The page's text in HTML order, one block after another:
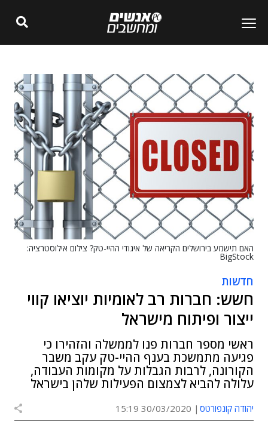
האם תישמע בירושלים הקריאה של איגודי ההיי-טק? צילום אילוסטרציה:
BigStock
חדשות
חשש: חברות רב לאומיות יוציאו קווי
ייצור ופיתוח מישראל
ראשי מספר חברות פנו לממשלה והזהירו כי
פגיעה מתמשכת בענף ההיי-טק עקב משבר
הקורונה, לרבות הגבלות על מקומות העבודה,
עלולה להביא לצמצום הפעילות שלהן בישראל
יהודה קונפורטס 30/03/2020 15:19